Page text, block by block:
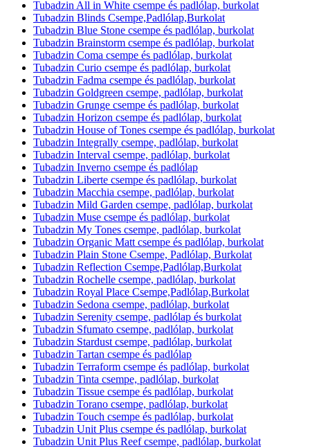
Tubadzin All in White csempe és padlólap, burkolat
Tubadzin Blinds Csempe,Padlólap,Burkolat
Tubadzin Blue Stone csempe és padlólap, burkolat
Tubadzin Brainstorm csempe és padlólap, burkolat
Tubadzin Coma csempe és padlólap, burkolat
Tubadzin Curio csempe és padlólap, burkolat
Tubadzin Fadma csempe és padlólap, burkolat
Tubadzin Goldgreen csempe, padlólap, burkolat
Tubadzin Grunge csempe és padlólap, burkolat
Tubadzin Horizon csempe és padlólap, burkolat
Tubadzin House of Tones csempe és padlólap, burkolat
Tubadzin Integrally csempe, padlólap, burkolat
Tubadzin Interval csempe, padlólap, burkolat
Tubadzin Inverno csempe és padlólap
Tubadzin Liberte csempe és padlólap, burkolat
Tubadzin Macchia csempe, padlólap, burkolat
Tubadzin Mild Garden csempe, padlólap, burkolat
Tubadzin Muse csempe és padlólap, burkolat
Tubadzin My Tones csempe, padlólap, burkolat
Tubadzin Organic Matt csempe és padlólap, burkolat
Tubadzin Plain Stone Csempe, Padlólap, Burkolat
Tubadzin Reflection Csempe,Padlólap,Burkolat
Tubadzin Rochelle csempe, padlólap, burkolat
Tubadzin Royal Place Csempe,Padlólap,Burkolat
Tubadzin Sedona csempe, padlólap, burkolat
Tubadzin Serenity csempe, padlólap és burkolat
Tubadzin Sfumato csempe, padlólap, burkolat
Tubadzin Stardust csempe, padlólap, burkolat
Tubadzin Tartan csempe és padlólap
Tubadzin Terraform csempe és padlólap, burkolat
Tubadzin Tinta csempe, padlólap, burkolat
Tubadzin Tissue csempe és padlólap, burkolat
Tubadzin Torano csempe, padlólap, burkolat
Tubadzin Touch csempe és padlólap, burkolat
Tubadzin Unit Plus csempe és padlólap, burkolat
Tubadzin Unit Plus Reef csempe, padlólap, burkolat